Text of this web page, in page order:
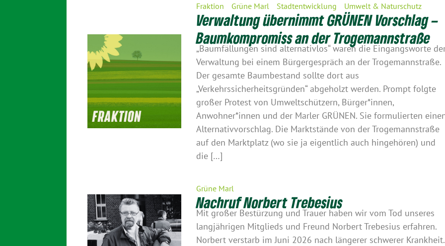
Fraktion Grüne Marl Stadtentwicklung Umwelt & Naturschutz
Verwaltung übernimmt GRÜNEN Vorschlag –
Baumkompromiss an der Trogemannstraße
„Baumfällungen sind alternativlos“ waren die Eingangsworte
Verwaltung bei einem Bürgergespräch an der Trogemannstraße.
Der gesamte Baumbestand sollte dort aus
„Verkehrssicherheitsgründen“ abgeholzt werden. Prompt folgte
großer Protest von Umweltschützern, Bürger*innen,
Anwohner*innen und der Marler GRÜNEN. Sie formulierten
Alternativvorschlag. Die Marktstände von der Trogemannstraße
auf den Marktplatz (wo sie ja eigentlich auch hingehören) und
die […]
Grüne Marl
Nachruf Norbert Trebesius
Mit großer Bestürzung und Trauer haben wir vom Tod unseres
langjährigen Mitglieds und Freund Norbert Trebesius erfahren.
Norbert verstarb im Juni 2026 nach längerer schwerer Krankheit.